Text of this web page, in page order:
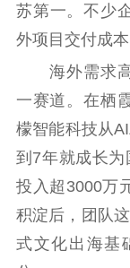
苏第一。不少
外项目交付成本
海外需求高
一赛道。在栖
檬智能科技从
到7年就成长为
投入超3000万
积淀后，团队
式文化出海基